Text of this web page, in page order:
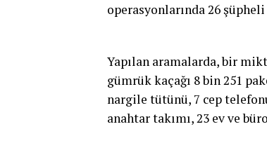
operasyonlarında 26
Yapılan aramalarda, bir
gümrük kaçağı 8 bin 251
nargile tütünü, 7 cep
anahtar takımı, 23 ev ve